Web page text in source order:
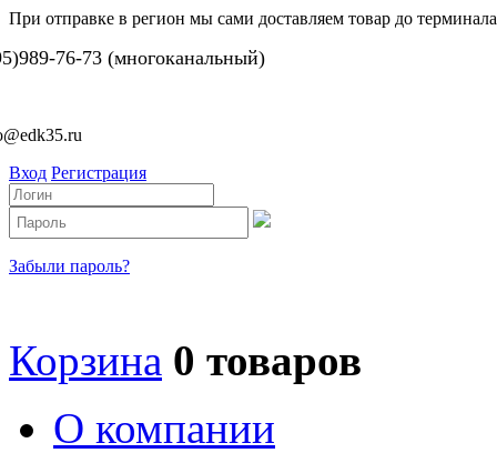
При отправке в регион мы сами доставляем товар до
76-73 (многоканальный)
Вход Регистрация
Забыли пароль?
Корзина 0 товаров
О компании